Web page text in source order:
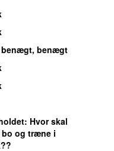
benægt
: Hvor skal
bo og træne i